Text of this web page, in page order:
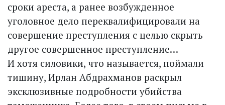
сроки ареста, а ранее возбужденное
уголовное дело переквалифицировали на
совершение преступления с целью скрыть
другое совершенное преступление…
И хотя силовики, что называется, поймали
тишину, Ирлан Абдрахманов раскрыл
эксклюзивные подробности убийства